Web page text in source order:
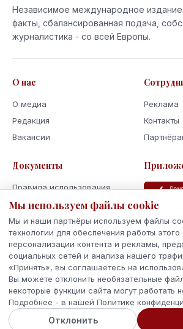
Независимое международное
факты, сбалансированная подача,
журналистика - со всей Европы.
О нас
О медиа
Редакция
Вакансии
Реклама
Контакты
Документы
Правила использования
Политика
Использование cookie
Кодекс поведения и этики
© 2026 Latvijas Ziņas. Все права защищены.
Сделано с
в Латвии
Мы используем файлы cookie
Мы и наши партнёры используем файлы
технологии для обеспечения работы этого
персонализации контента и рекламы,
социальных сетей и анализа нашего
«Принять», вы соглашаетесь на
Вы можете отклонить необязательные
некоторые функции сайта могут работать
Подробнее - в нашей Политике
Отклонить